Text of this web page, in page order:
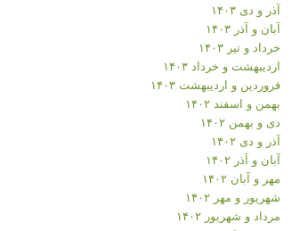
آذر و دی ۱۴۰۳
آبان و آذر ۱۴۰۳
خرداد و تیر ۱۴۰۳
اردیبهشت و خرداد ۱۴۰۳
فروردین و اردیبهشت ۱۴۰۳
بهمن و اسفند ۱۴۰۲
دی و بهمن ۱۴۰۲
آذر و دی ۱۴۰۲
آبان و آذر ۱۴۰۲
مهر و آبان ۱۴۰۲
شهریور و مهر ۱۴۰۲
مرداد و شهریور ۱۴۰۲